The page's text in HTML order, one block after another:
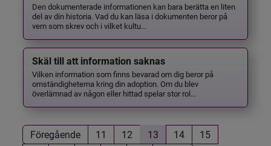
Den dokumenterade informationen kan bara berätta en liten
del av din historia. Vad du kan läsa i dokumenten beror på
vem som skrev och i vilket kultu...
Skäl till att information saknas
Vilken information som finns bevarad om dig beror på
omständigheterna kring din adoption. Om du blev
överlämnad av någon eller hittad spelar stor rol...
Föregående 11 12 13 14
15